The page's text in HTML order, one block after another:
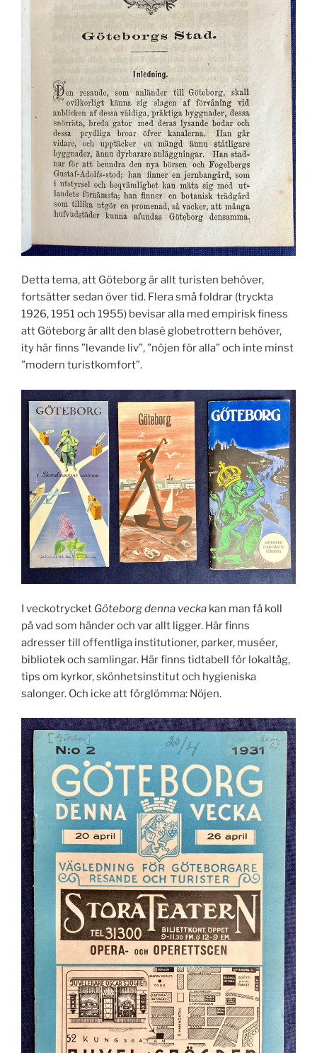
Detta tema, att Göteborg är allt turisten behöver,
fortsätter sedan över tid. Flera små foldrar (tryckta
1926, 1951 och 1955) bevisar alla med empirisk finess
att Göteborg är allt den blasé globetrottern behöver,
ity här finns ”levande liv”, ”nöjen för alla” och inte minst
”modern turistkomfort”.
I veckotrycket Göteborg denna vecka kan man få koll
på vad som händer och var allt ligger. Här finns
adresser till offentliga institutioner, parker, muséer,
bibliotek och samlingar. Här finns tidtabell för lokaltåg,
tips om kyrkor, skönhetsinstitut och hygieniska
salonger. Och icke att förglömma: Nöjen.